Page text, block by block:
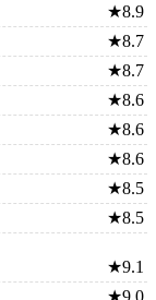
★8.9
★8.7
★8.7
★8.6
★8.6
★8.6
★8.5
★8.5
★9.1
★9.0